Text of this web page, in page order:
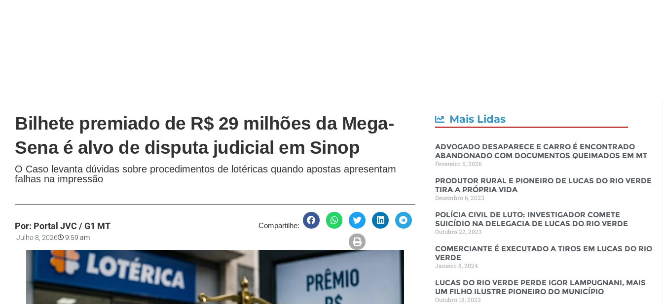
Bilhete premiado de R$ 29 milhões da Mega-
Sena é alvo de disputa judicial em Sinop
O Caso levanta dúvidas sobre procedimentos de lotéricas quando apostas apresentam
falhas na impressão
Por: Portal JVC / G1 MT
Julho 8, 2026 9:59 am
Compartilhe:
Mais Lidas
Advogado desaparece e carro é encontrado
abandonado com documentos queimados em MT
Fevereiro 6, 2026
Produtor rural e pioneiro de Lucas do Rio Verde
tira a própria vida
Dezembro 6, 2023
Polícia Civil de luto: Investigador comete
suicídio na Delegacia de Lucas do Rio Verde
Outubro 22, 2023
Comerciante é executado a tiros em Lucas do Rio
Verde
Janeiro 8, 2024
Lucas do Rio Verde perde Igor Lampugnani, mais
um filho ilustre pioneiro do município
Outubro 18, 2023